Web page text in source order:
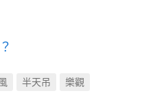
半天吊 樂觀